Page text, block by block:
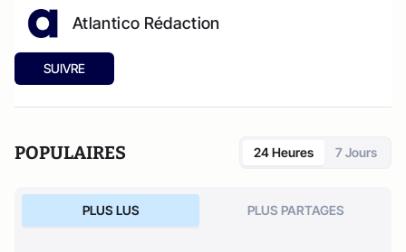
Atlantico Rédaction
SUIVRE
POPULAIRES 24 Heures 7 Jours
PLUS LUS PLUS PARTAGES